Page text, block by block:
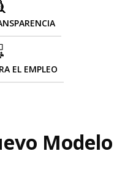
EL EMPLEO
Modelo